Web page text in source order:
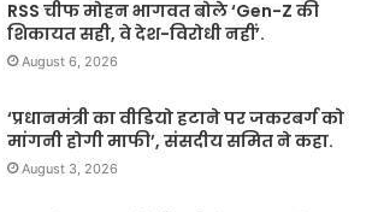
RSS चीफ मोहन भागवत बोले ‘Gen-Z की
शिकायत सही, वे देश-विरोधी नहीं’.
August 6, 2026
‘प्रधानमंत्री का वीडियो हटाने पर जकरबर्ग को
मांगनी होगी माफी’, संसदीय समित ने कहा.
August 3, 2026